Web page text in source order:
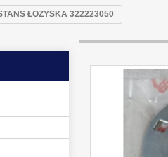
ŁOZYSKA 322223050